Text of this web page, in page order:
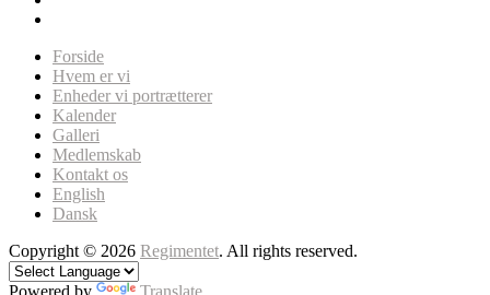
Forside
Hvem er vi
Enheder vi portrætterer
Kalender
Galleri
Medlemskab
Kontakt os
English
Dansk
Copyright © 2026 Regimentet. All rights reserved.
Powered by Translate